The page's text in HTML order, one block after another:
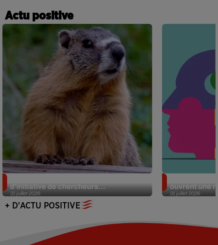
Actu positive
31 juillet 2026
d’initiative de chercheurs...
31 juillet 2026
ouvrent une
+ D'ACTU POSITIVE